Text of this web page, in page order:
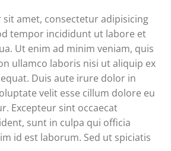
amet, consectetur adipisicing
tempor incididunt ut labore et
Ut enim ad minim veniam, quis
ullamco laboris nisi ut aliquip ex
Duis aute irure dolor in
velit esse cillum dolore eu
Excepteur sint occaecat
sunt in culpa qui officia
id est laborum. Sed ut spiciatis